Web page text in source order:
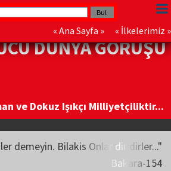
« Ana Sayfa » « İlkelerimiz »
DÜNYA GÖRÜŞÜ
ve Dokuz Işıkçı Milliyetçiliktir...
demeyin. Bilakis Onlar diridirler..."
Bakara-154